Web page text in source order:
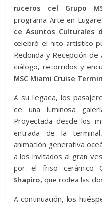
ruceros del Grupo
programa Arte en
de Asuntos Culturales
celebró el hito artístico
Redonda y Recepción
diálogo, recorridos y
MSC Miami Cruise
A su llegada, los
de una luminosa
Proyectada desde los
entrada de la
animación generativa
a los invitados al gran
por el friso cerámico
Shapiro, que rodea las
A continuación, los